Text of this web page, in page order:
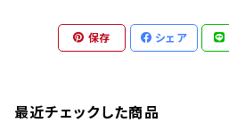
保存 シェア
最近チェックした商品